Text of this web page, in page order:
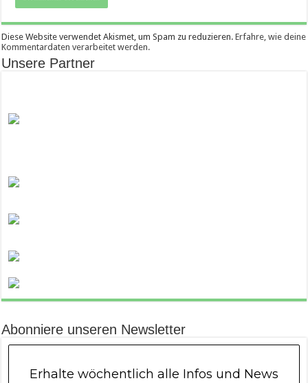
Diese Website verwendet Akismet, um Spam zu reduzieren.Erfahre, wie deine
Kommentardaten verarbeitet werden.
Unsere Partner
Abonniere unseren Newsletter
Erhalte wöchentlich alle Infos und News